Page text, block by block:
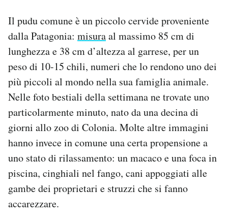
SHOP
CALENDARIO
AREA PERSONALE
Newsletter
Notifiche mobile
Regala il Post
Hai bisogno di aiuto?
Esci
Il pudu comune è un piccolo cervide proveniente
dalla Patagonia: misuraal massimo 85 cm di
lunghezza e 38 cm d’altezza al garrese, per un
peso di 10-15 chili, numeri che lo rendono uno dei
più piccoli al mondo nella sua famiglia animale.
Nelle foto bestiali della settimana ne trovate uno
particolarmente minuto, nato da una decina di
giorni allo zoo di Colonia. Molte altre immagini
hanno invece in comune una certa propensione a
uno stato di rilassamento: un macaco e una foca in
piscina, cinghiali nel fango, cani appoggiati alle
gambe dei proprietari e struzzi che si fanno
accarezzare.